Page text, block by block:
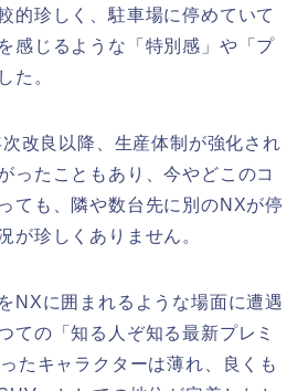
的珍しく、駐車場に停めていて
感じるような「特別感」や「プ
た。
改良以降、生産体制が強化され
ったこともあり、今やどこのコ
ても、隣や数台先に別のNXが停
が珍しくありません。
NXに囲まれるような場面に遭遇
ての「知る人ぞ知る最新プレミ
たキャラクターは薄れ、良くも